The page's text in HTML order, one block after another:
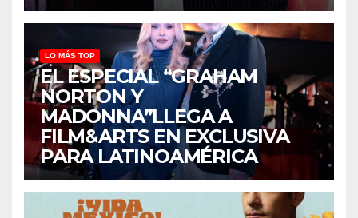
LO MÁS TOP
EL ESPECIAL “GRAHAM
NORTON Y
MADONNA”LLEGA A
FILM&ARTS EN EXCLUSIVA
PARA LATINOAMÉRICA